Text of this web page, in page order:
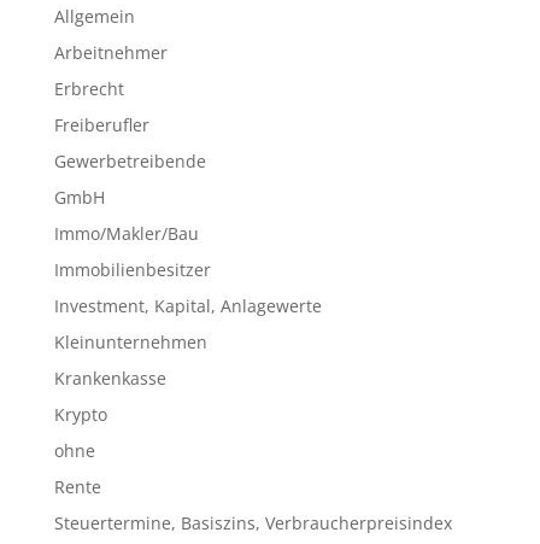
Allgemein
Arbeitnehmer
Erbrecht
Freiberufler
Gewerbetreibende
GmbH
Immo/Makler/Bau
Immobilienbesitzer
Investment, Kapital, Anlagewerte
Kleinunternehmen
Krankenkasse
Krypto
ohne
Rente
Steuertermine, Basiszins, Verbraucherpreisindex